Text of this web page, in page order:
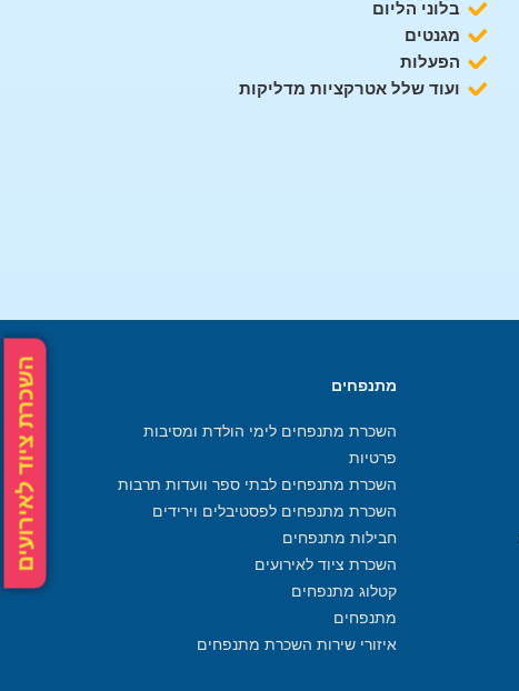
השכרת ציוד לאירועים
בלוני הליום
מגנטים
הפעלות
ועוד שלל אטרקציות מדליקות
מתנפחים
השכרת מתנפחים לימי הולדת ומסיבות
פרטיות
השכרת מתנפחים לבתי ספר וועדות תרבות
השכרת מתנפחים לפסטיבלים וירידים
חבילות מתנפחים
השכרת ציוד לאירועים
קטלוג מתנפחים
מתנפחים
איזורי שירות השכרת מתנפחים